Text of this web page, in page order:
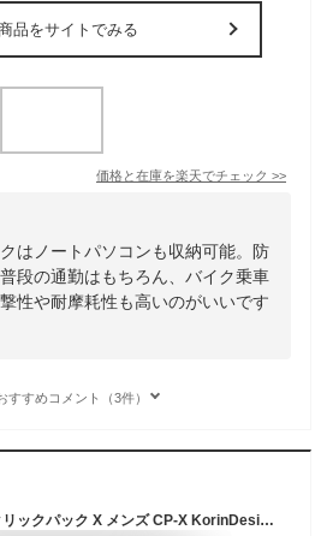
品をサイトでみる
価格と在庫を楽天でチェック >>
はノートパソコンも収納可能。防
段の通勤はもちろん、バイク乗車
性や耐摩耗性も高いのがいいです
すすめコメント（3件）
コリンデザイン リュック クリックパック X メンズ CP-X KorinDesign ClickPackX リュックサック バックパック ビジネスバッグ ビジネスリュック 防犯 防刃 セキュリティ 盗難防止 TSAロック 通勤 撥水[PO10]